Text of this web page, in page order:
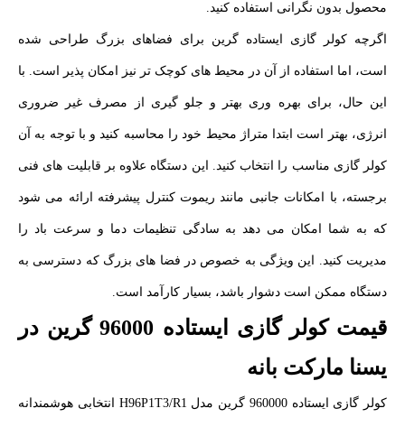
محصول بدون نگرانی استفاده کنید.
اگرچه کولر گازی ایستاده گرین برای فضاهای بزرگ طراحی شده
است، اما استفاده از آن در محیط‌ های کوچک‌ تر نیز امکان‌ پذیر است. با
این حال، برای بهره‌ وری بهتر و جلو گیری از مصرف غیر ضروری
انرژی، بهتر است ابتدا متراژ محیط خود را محاسبه کنید و با توجه به آن
کولر گازی مناسب را انتخاب کنید. این دستگاه علاوه بر قابلیت‌ های فنی
برجسته، با امکانات جانبی مانند ریموت کنترل پیشرفته ارائه می‌ شود
که به شما امکان می‌ دهد به‌ سادگی تنظیمات دما و سرعت باد را
مدیریت کنید. این ویژگی به‌ خصوص در فضا های بزرگ که دسترسی به
دستگاه ممکن است دشوار باشد، بسیار کارآمد است.
قیمت کولر گازی ایستاده 96000 گرین در
یسنا مارکت بانه
کولر گازی ایستاده 960000 گرین مدل H96P1T3/R1 انتخابی هوشمندانه